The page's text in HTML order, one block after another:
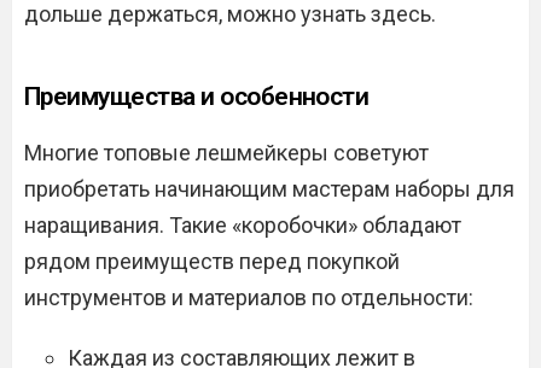
дольше держаться, можно узнать здесь.
Преимущества и особенности
Многие топовые лешмейкеры советуют
приобретать начинающим мастерам наборы для
наращивания. Такие «коробочки» обладают
рядом преимуществ перед покупкой
инструментов и материалов по отдельности:
Каждая из составляющих лежит в